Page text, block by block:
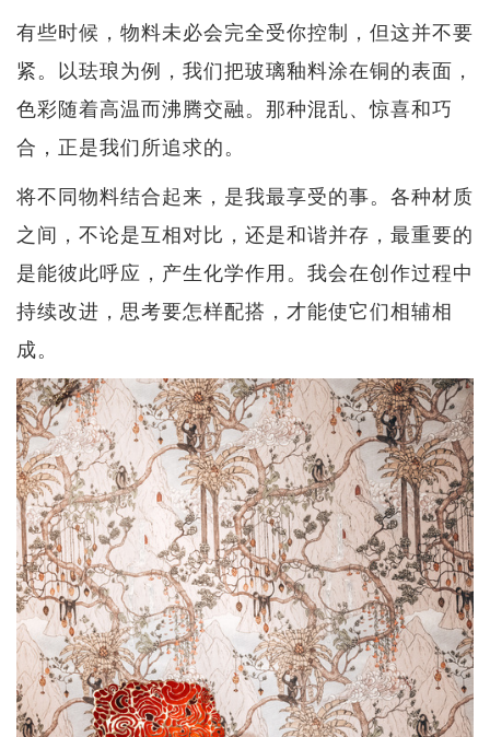
有些时候，物料未必会完全受你控制，但这并不要
紧。以珐琅为例，我们把玻璃釉料涂在铜的表面，
色彩随着高温而沸腾交融。那种混乱、惊喜和巧
合，正是我们所追求的。
将不同物料结合起来，是我最享受的事。各种材质
之间，不论是互相对比，还是和谐并存，最重要的
是能彼此呼应，产生化学作用。我会在创作过程中
持续改进，思考要怎样配搭，才能使它们相辅相
成。